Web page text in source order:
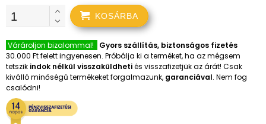
KOSÁRBA
Várároljon bizalommal!
Gyors szállítás, biztonságos fizetés
30.000 Ft felett ingyenesen. Próbálja ki a terméket, ha az mégsem
tetszik indok nélkül visszaküldhetiés visszafizetjük az árát! Csak
kiválló minőségű termékeket forgalmazunk, garanciával. Nem fog
csalódni!